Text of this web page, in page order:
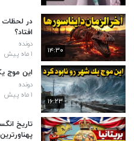
۱۴:۳۰
در لحظات
افتاد؟
دونده
۱ ماه پیش
۱۶:۲۳
این موج
دونده
۱ ماه پیش
تاریخ